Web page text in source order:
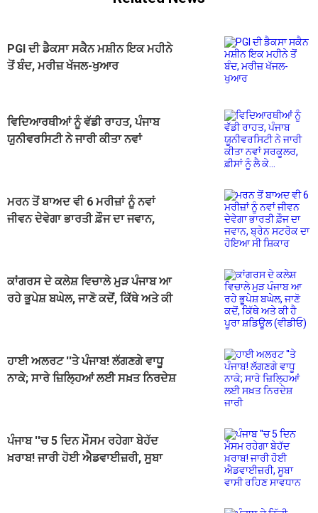
PGI ਦੀ ਡੈਕਸਾ ਸਕੈਨ ਮਸ਼ੀਨ ਇਕ ਮਹੀਨੇ
ਤੋਂ ਬੰਦ, ਮਰੀਜ਼ ਖੱਜਲ-ਖੁਆਰ
ਵਿਦਿਆਰਥੀਆਂ ਨੂੰ ਵੱਡੀ ਰਾਹਤ, ਪੰਜਾਬ
ਯੂਨੀਵਰਸਿਟੀ ਨੇ ਜਾਰੀ ਕੀਤਾ ਨਵਾਂ
ਮਰਨ ਤੋਂ ਬਾਅਦ ਵੀ 6 ਮਰੀਜ਼ਾਂ ਨੂੰ ਨਵਾਂ
ਜੀਵਨ ਦੇਵੇਗਾ ਭਾਰਤੀ ਫ਼ੌਜ ਦਾ ਜਵਾਨ,
ਕਾਂਗਰਸ ਦੇ ਕਲੇਸ਼ ਵਿਚਾਲੇ ਮੁੜ ਪੰਜਾਬ ਆ
ਰਹੇ ਭੂਪੇਸ਼ ਬਘੇਲ, ਜਾਣੋ ਕਦੋਂ, ਕਿੱਥੇ ਅਤੇ ਕੀ
ਹਾਈ ਅਲਰਟ ''ਤੇ ਪੰਜਾਬ! ਲੱਗਣਗੇ ਵਾਧੂ
ਨਾਕੇ; ਸਾਰੇ ਜ਼ਿਲ੍ਹਿਆਂ ਲਈ ਸਖ਼ਤ ਨਿਰਦੇਸ਼
ਪੰਜਾਬ ''ਚ 5 ਦਿਨ ਮੌਸਮ ਰਹੇਗਾ ਬੇਹੱਦ
ਖ਼ਰਾਬ! ਜਾਰੀ ਹੋਈ ਐਡਵਾਈਜ਼ਰੀ, ਸੂਬਾ